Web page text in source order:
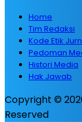
Home
Tim Redaksi
Kode Etik
Pedoman
Histori Media
Hak Jawab
Copyright ©
Reserved